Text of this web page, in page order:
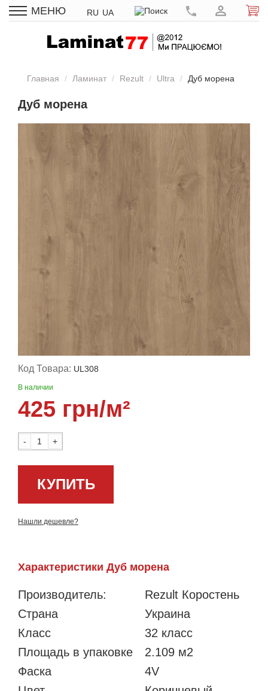
МЕНЮ RU UA
Главная Ламинат Rezult Ultra Дуб морена
Дуб морена
Код Товара: UL308
В наличии
425 грн/м²
- +
КУПИТЬ
Нашли дешевле?
Характеристики Дуб морена
Производитель:
Rezult Коростень
Страна
Украина
Класс
32 класс
Площадь в упаковке
2.109 м2
Фаска
4V